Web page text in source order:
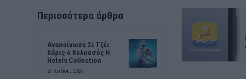
Περισσότερα άρθρα
Ανακοίνωσε Σι Τζέι
Χάρις ο Κολοσσός H
Hotels Collection
27 Ιουλίου, 2026